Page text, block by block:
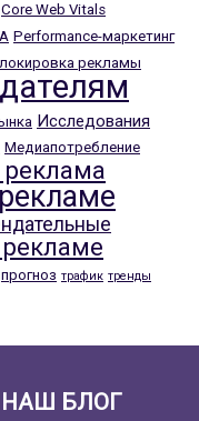
Core Web Vitals
Performance-маркетинг
рекламы
Исследования
Медиапотребление
рекламе
прогноз трафик тренды
БЛОГ